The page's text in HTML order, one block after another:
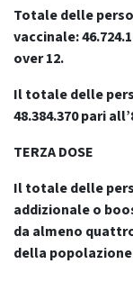
Totale delle
vaccinale:
over 12.
Il totale delle
48.384.370 pari
TERZA DOSE
Il totale delle
addizionale o
da almeno
della